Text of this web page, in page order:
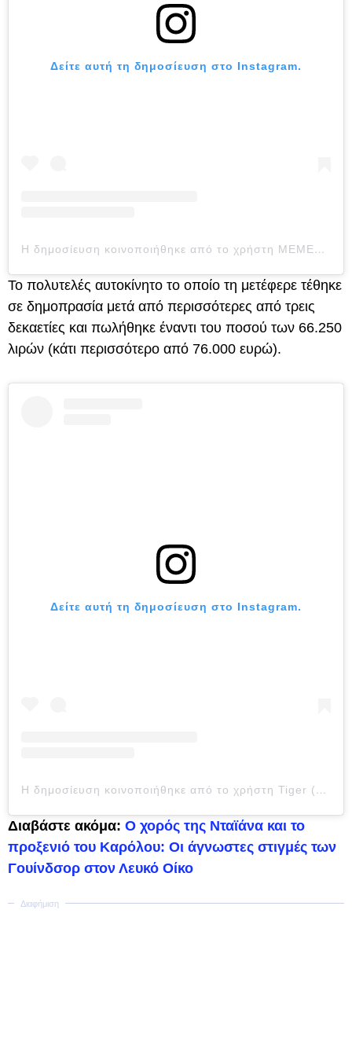
Δείτε αυτή τη δημοσίευση στο Instagram.
Η δημοσίευση κοινοποιήθηκε από το χρήστη MEMES (@meme.ig)
Το πολυτελές αυτοκίνητο το οποίο τη μετέφερε τέθηκε
σε δημοπρασία μετά από περισσότερες από τρεις
δεκαετίες και πωλήθηκε έναντι του ποσού των 66.250
λιρών (κάτι περισσότερο από 76.000 ευρώ).
Δείτε αυτή τη δημοσίευση στο Instagram.
Η δημοσίευση κοινοποιήθηκε από το χρήστη Tiger (@tigerjohnson04)
Διαβάστε ακόμα: O χορός της Νταϊάνα και το
προξενιό του Καρόλου: Οι άγνωστες στιγμές των
Γουίνδσορ στον Λευκό Οίκο